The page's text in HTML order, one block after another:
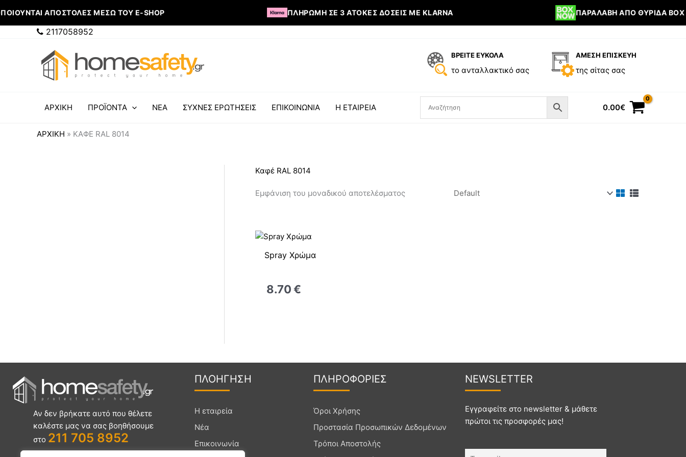
ΑΠΟΣΤΟΛΈΣ ΜΈΣΩ ΤΟΥ E-SHOP ΠΛΗΡΩΜΉ ΣΕ 3 ΆΤΟΚΕΣ ΔΌΣΕΙΣ ΜΕ KLARNA ΠΑΡΑΛΑΒΉ ΑΠΌ ΘΥΡΊΔΑ BOX
στο
περιεχόμενο 2117058952
ΑΜΕΣΗ ΕΠΙΣΚΕΥΗ
της σίτας σας
ΒΡΕΙΤΕ ΕΥΚΟΛΑ
το ανταλλακτικό σας
ΑΡΧΙΚΗ ΠΡΟΪΟΝΤΑ ΝΕΑ ΣΥΧΝΕΣ ΕΡΩΤΗΣΕΙΣ ΕΠΙΚΟΙΝΩΝΙΑ Η ΕΤΑΙΡΕΙΑ 0.00€
ΑΡΧΙΚΉ » ΚΑΦΈ RAL 8014
Καφέ RAL 8014
Εμφάνιση του μοναδικού αποτελέσματος
Spray Χρώμα
8.70€
Αν δεν βρήκατε αυτό που θέλετε
καλέστε μας να σας βοηθήσουμε
στο 211 705 8952
ΠΛΟΗΓΗΣΗ
Η εταιρεία
Νέα
Επικοινωνία
ΠΛΗΡΟΦΟΡΙΕΣ
Όροι Χρήσης
Προστασία Προσωπικών Δεδομένων
Τρόποι Αποστολής
NEWSLETTER
Εγγραφείτε στο newsletter & μάθετε
πρώτοι τις προσφορές μας!